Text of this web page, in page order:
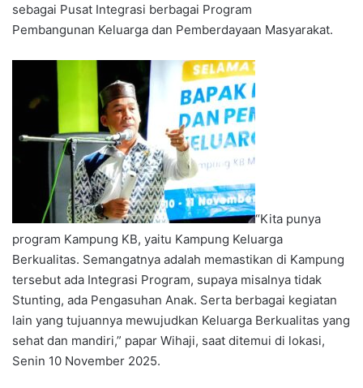
sebagai Pusat Integrasi berbagai Program
Pembangunan Keluarga dan Pemberdayaan Masyarakat.
“Kita punya
program Kampung KB, yaitu Kampung Keluarga
Berkualitas. Semangatnya adalah memastikan di Kampung
tersebut ada Integrasi Program, supaya misalnya tidak
Stunting, ada Pengasuhan Anak. Serta berbagai kegiatan
lain yang tujuannya mewujudkan Keluarga Berkualitas yang
sehat dan mandiri,” papar Wihaji, saat ditemui di lokasi,
Senin 10 November 2025.